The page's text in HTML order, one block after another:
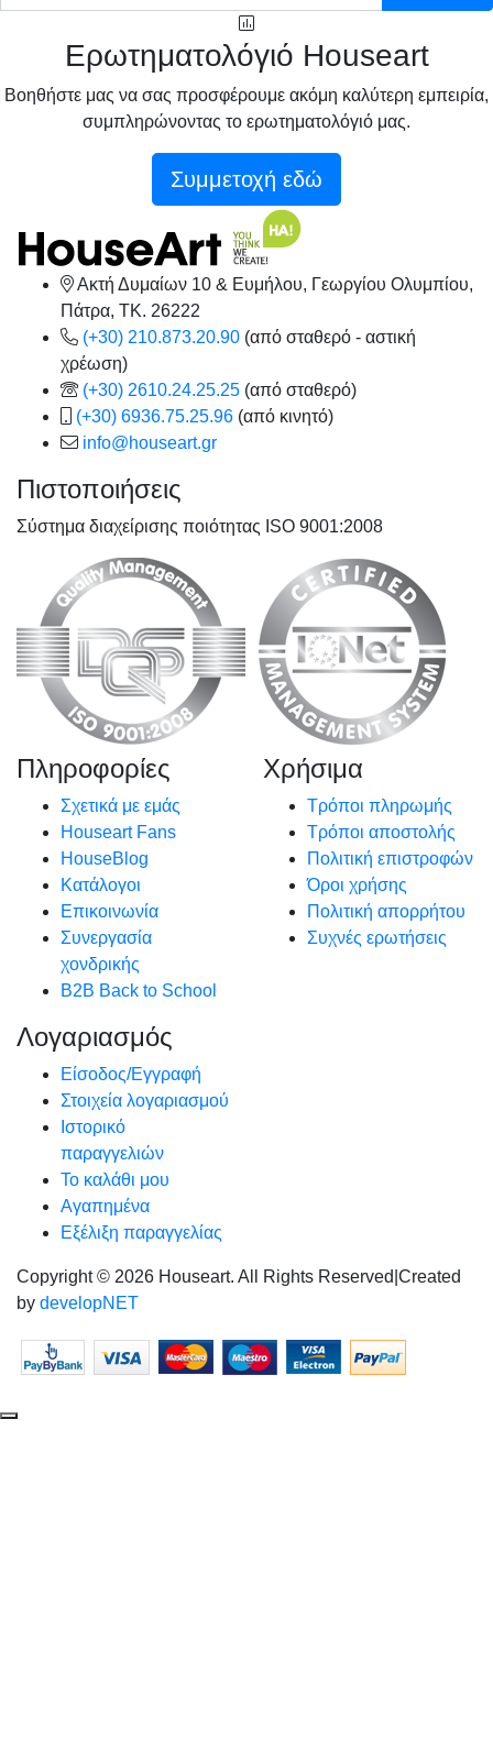
Ερωτηματολόγιό Houseart
Βοηθήστε μας να σας προσφέρουμε ακόμη καλύτερη εμπειρία,
συμπληρώνοντας το ερωτηματολόγιό μας.
Συμμετοχή εδώ
Ακτή Δυμαίων 10 & Ευμήλου, Γεωργίου Ολυμπίου,
Πάτρα, TK. 26222
(+30) 210.873.20.90 (από σταθερό - αστική
χρέωση)
(+30) 2610.24.25.25 (από σταθερό)
(+30) 6936.75.25.96 (από κινητό)
info@houseart.gr
Πιστοποιήσεις
Σύστημα διαχείρισης ποιότητας ISO 9001:2008
Πληροφορίες
Σχετικά με εμάς
Houseart Fans
HouseBlog
Κατάλογοι
Επικοινωνία
Συνεργασία
χονδρικής
B2B Back to School
Χρήσιμα
Τρόποι πληρωμής
Τρόποι αποστολής
Πολιτική επιστροφών
Όροι χρήσης
Πολιτική απορρήτου
Συχνές ερωτήσεις
Λογαριασμός
Είσοδος/Εγγραφή
Στοιχεία λογαριασμού
Ιστορικό
παραγγελιών
Το καλάθι μου
Αγαπημένα
Εξέλιξη παραγγελίας
Copyright © 2026 Houseart. All Rights Reserved Created
by developNET